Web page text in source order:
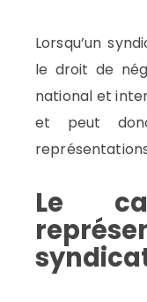
Lorsqu’un
le droit de
national et
et peut
Le